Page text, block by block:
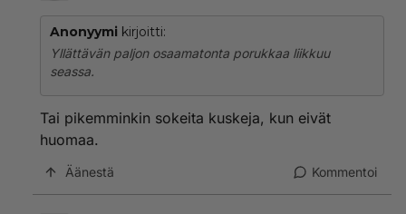
Anonyymi kirjoitti:
Yllättävän paljon osaamatonta porukkaa liikkuu
seassa.
Tai pikemminkin sokeita kuskeja, kun eivät
huomaa.
Äänestä Kommentoi